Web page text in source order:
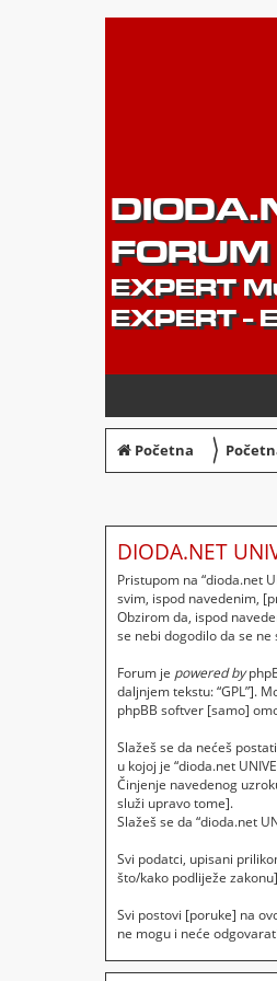
FORUM
EXPERT
EXPERT -
Početna 〉
DIODA.NET
Pristupom na “dioda.net
svim, ispod navedenim,
Obzirom da, ispod
se nebi dogodilo da se ne
Forum je powered by
daljnjem tekstu: “GPL”].
phpBB softver [samo]
Slažeš se da nećeš
u kojoj je “dioda.net
Činjenje navedenog
služi upravo tome].
Slažeš se da “dioda.net
Svi podatci, upisani
što/kako podliježe
Svi postovi [poruke] na
ne mogu i neće